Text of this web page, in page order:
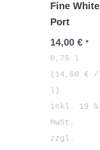
Fine White
Port
14,00 € *
0,75
l
( 14,60 € /
l )
inkl. 19 %
MwSt.
zzgl.